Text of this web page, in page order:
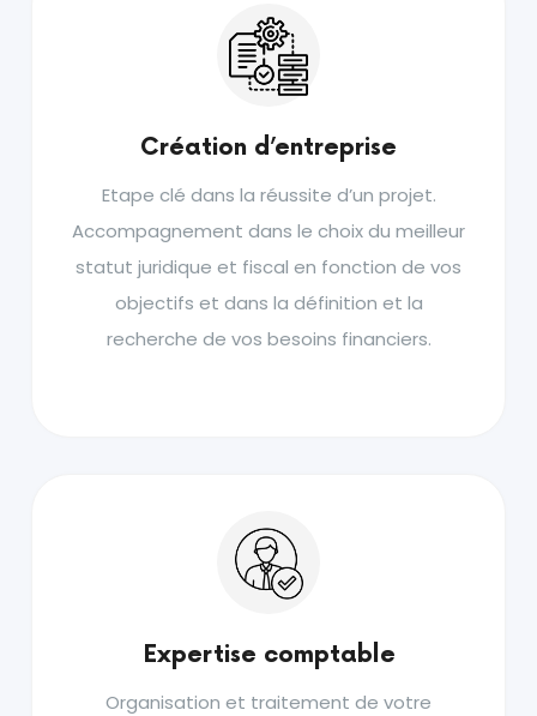
Création d’entreprise
Etape clé dans la réussite d’un projet.
Accompagnement dans le choix du meilleur
statut juridique et fiscal en fonction de vos
objectifs et dans la définition et la
recherche de vos besoins financiers.
Expertise comptable
Organisation et traitement de votre